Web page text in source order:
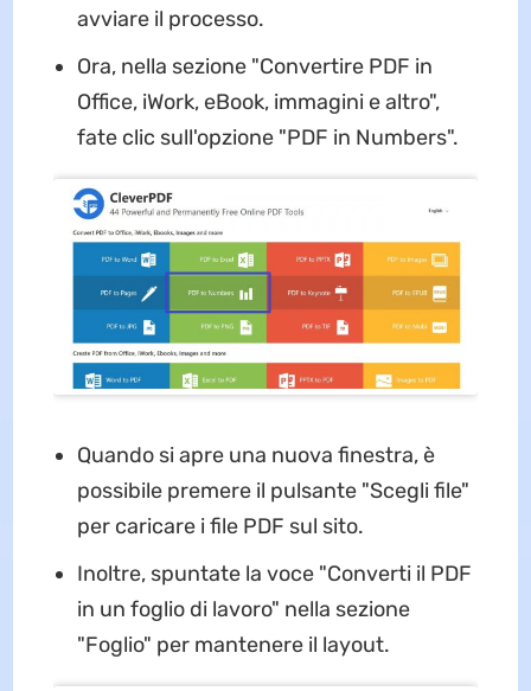
avviare il processo.
Ora, nella sezione "Convertire PDF in
Office, iWork, eBook, immagini e altro",
fate clic sull'opzione "PDF in Numbers".
Quando si apre una nuova finestra, è
possibile premere il pulsante "Scegli file"
per caricare i file PDF sul sito.
Inoltre, spuntate la voce "Converti il PDF
in un foglio di lavoro" nella sezione
"Foglio" per mantenere il layout.